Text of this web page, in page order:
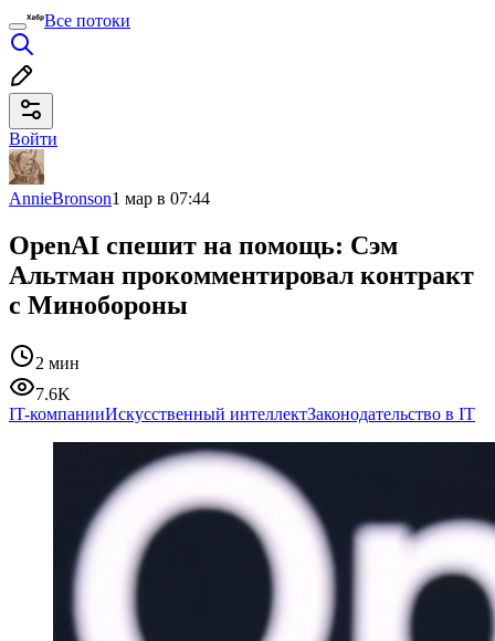
Все потоки
Войти
AnnieBronson1 мар в 07:44
OpenAI спешит на помощь: Сэм
Альтман прокомментировал контракт
с Минобороны
2 мин
7.6K
IT-компанииИскусственный интеллектЗаконодательство в IT